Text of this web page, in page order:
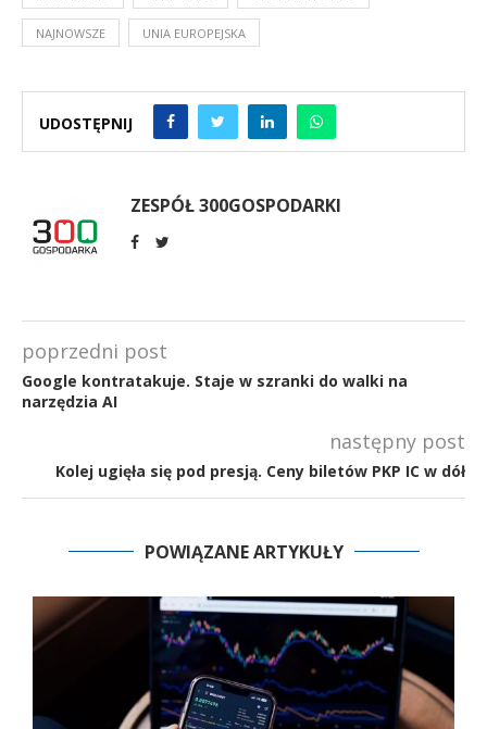
NAJNOWSZE UNIA EUROPEJSKA
UDOSTĘPNIJ
ZESPÓŁ 300GOSPODARKI
poprzedni post
Google kontratakuje. Staje w szranki do walki na
narzędzia AI
następny post
Kolej ugięła się pod presją. Ceny biletów PKP IC w dół
POWIĄZANE ARTYKUŁY